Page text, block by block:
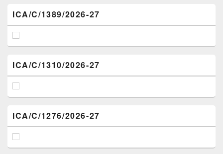
ICA/C/1389/2026-27
ICA/C/1310/2026-27
ICA/C/1276/2026-27